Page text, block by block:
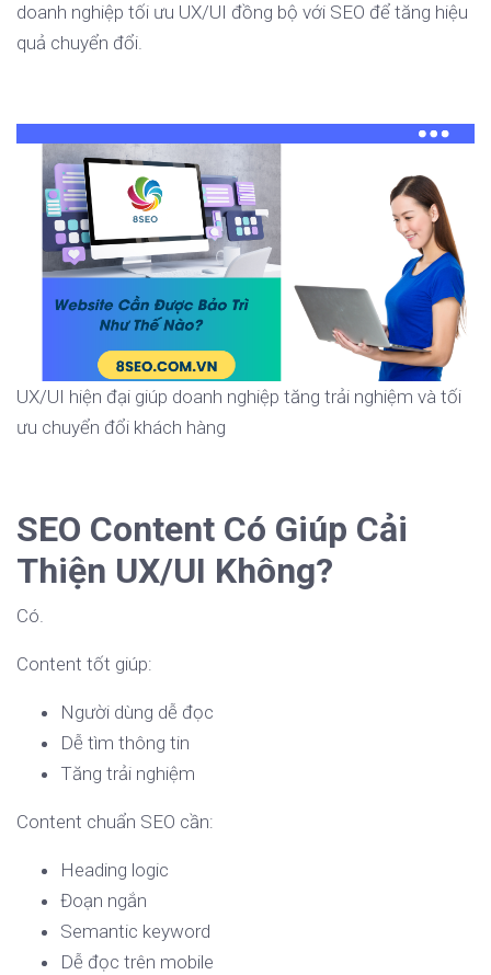
doanh nghiệp tối ưu UX/UI đồng bộ với SEO để tăng hiệu
quả chuyển đổi.
UX/UI hiện đại giúp doanh nghiệp tăng trải nghiệm và tối
ưu chuyển đổi khách hàng
SEO Content Có Giúp Cải
Thiện UX/UI Không?
Có.
Content tốt giúp:
Người dùng dễ đọc
Dễ tìm thông tin
Tăng trải nghiệm
Content chuẩn SEO cần:
Heading logic
Đoạn ngắn
Semantic keyword
Dễ đọc trên mobile